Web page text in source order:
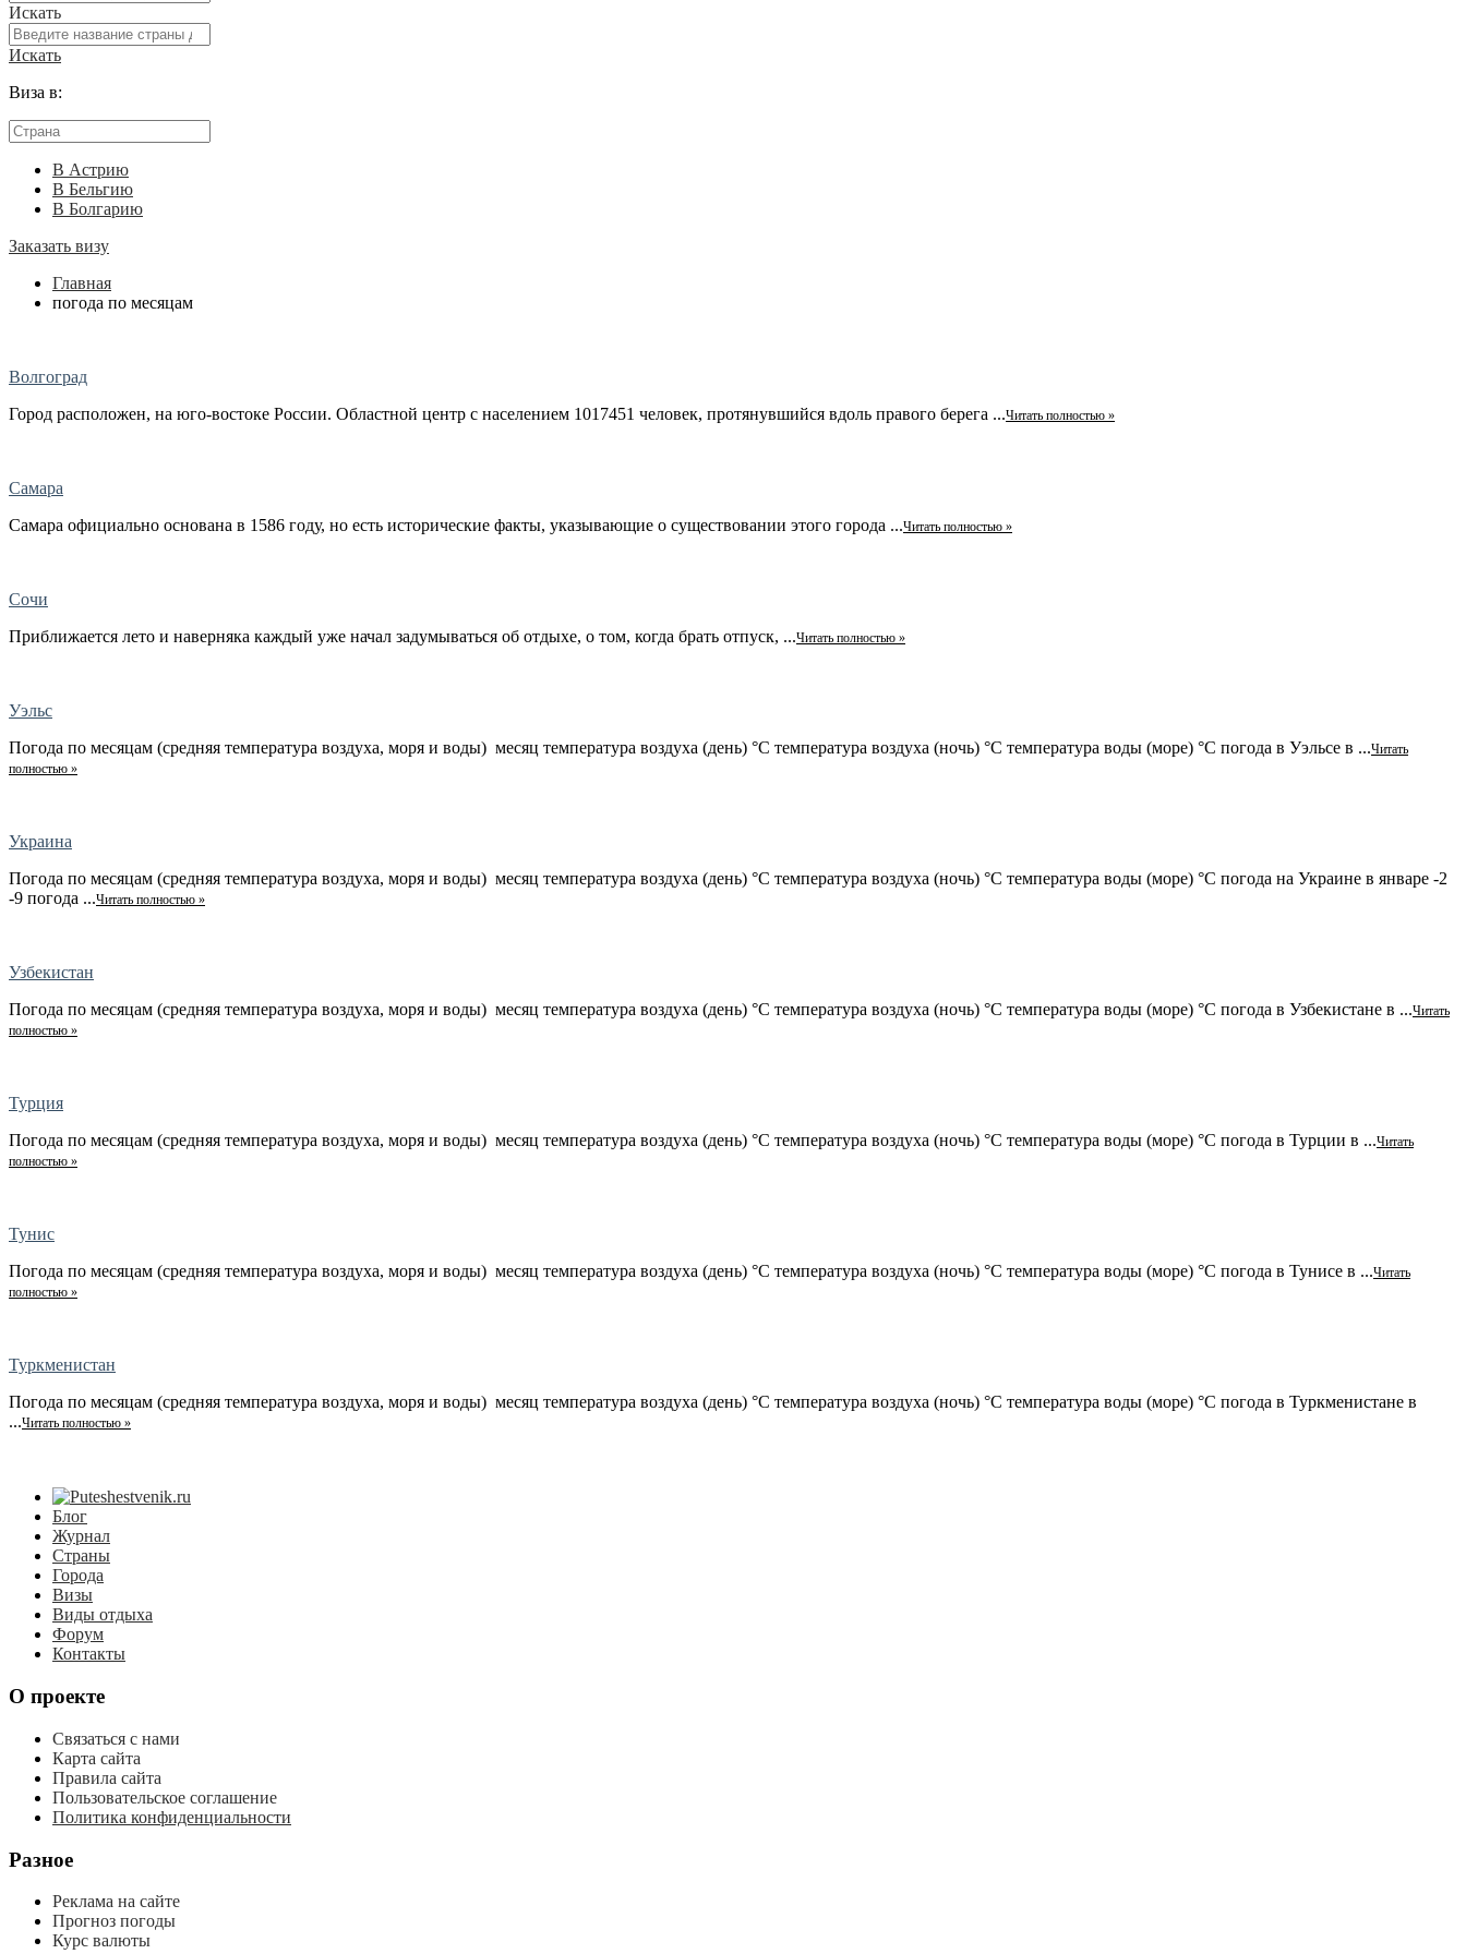
Искать
Искать
Виза в:
В Астрию
В Бельгию
В Болгарию
Заказать визу
Главная
погода по месяцам
Волгоград
Город расположен, на юго-востоке России. Областной центр с населением 1017451 человек, протянувшийся вдоль правого берега ...Читать полностью »
Самара
Самара официально основана в 1586 году, но есть исторические факты, указывающие о существовании этого города ...Читать полностью »
Сочи
Приближается лето и наверняка каждый уже начал задумываться об отдыхе, о том, когда брать отпуск, ...Читать полностью »
Уэльс
Погода по месяцам (средняя температура воздуха, моря и воды) месяц температура воздуха (день) °C температура воздуха (ночь) °C температура воды (море) °C погода в Уэльсе в ...Читать
полностью »
Украина
Погода по месяцам (средняя температура воздуха, моря и воды) месяц температура воздуха (день) °C температура воздуха (ночь) °C температура воды (море) °C погода на Украине в январе -2
-9 погода ...Читать полностью »
Узбекистан
Погода по месяцам (средняя температура воздуха, моря и воды) месяц температура воздуха (день) °C температура воздуха (ночь) °C температура воды (море) °C погода в Узбекистане в ...Читать
полностью »
Турция
Погода по месяцам (средняя температура воздуха, моря и воды) месяц температура воздуха (день) °C температура воздуха (ночь) °C температура воды (море) °C погода в Турции в ...Читать
полностью »
Тунис
Погода по месяцам (средняя температура воздуха, моря и воды) месяц температура воздуха (день) °C температура воздуха (ночь) °C температура воды (море) °C погода в Тунисе в ...Читать
полностью »
Туркменистан
Погода по месяцам (средняя температура воздуха, моря и воды) месяц температура воздуха (день) °C температура воздуха (ночь) °C температура воды (море) °C погода в Туркменистане в
...Читать полностью »
Блог
Журнал
Страны
Города
Визы
Виды отдыха
Форум
Контакты
О проекте
Связаться с нами
Карта сайта
Правила сайта
Пользовательское соглашение
Политика конфиденциальности
Разное
Реклама на сайте
Прогноз погоды
Курс валюты